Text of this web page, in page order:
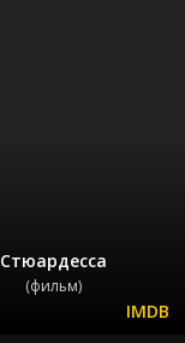
Стюардесса
(фильм)